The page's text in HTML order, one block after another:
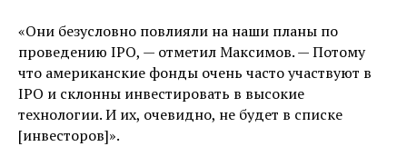
«Они безусловно повлияли на наши планы по
проведению IPO, — отметил Максимов. — Потому
что американские фонды очень часто участвуют в
IPO и склонны инвестировать в высокие
технологии. И их, очевидно, не будет в списке
[инвесторов]».